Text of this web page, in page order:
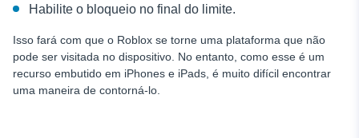
Habilite o bloqueio no final do limite.
Isso fará com que o Roblox se torne uma plataforma que não
pode ser visitada no dispositivo. No entanto, como esse é um
recurso embutido em iPhones e iPads, é muito difícil encontrar
uma maneira de contorná-lo.